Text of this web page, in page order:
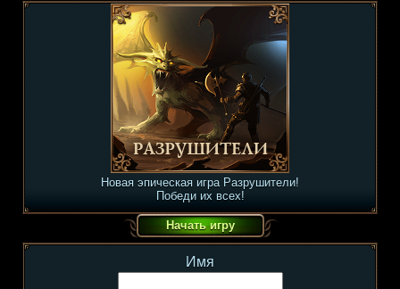
Новая эпическая игра Разрушители!
Победи их всех!
Имя